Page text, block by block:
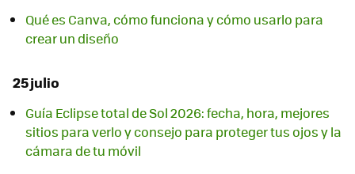
Qué es Canva, cómo funciona y cómo usarlo para
crear un diseño
25 julio
Guía Eclipse total de Sol 2026: fecha, hora, mejores
sitios para verlo y consejo para proteger tus ojos y la
cámara de tu móvil